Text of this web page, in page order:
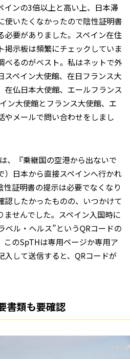
インの3倍以上と高い上、日本滞
使いたくなかったので陰性証明書
必要がありました。スペイン在住
掲示板は頻繁にチェックしていま
べるのがベスト。私はネットで外
スペイン大使館、在日フランス大
在仏日本大使館、エールフランス
ン大使館とフランス大使館、エ
やメールで問い合わせをしまし
、『乗継国の空港から出ないで
）日本から直接スペインへ行かれ
性証明書の提示は必要でなくなり
認したかったものの、いつかけて
ませんでした。スペイン入国時に
ベル・ヘルス”というQRコードの
このSpTHは専用ページか専用ア
入して送信すると、QRコードが
書類も要確認